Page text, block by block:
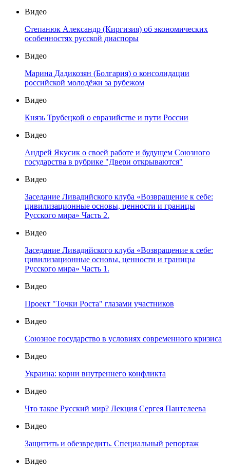
Видео
Степанюк Александр (Киргизия) об экономических
особенностях русской диаспоры
Видео
Марина Дадикозян (Болгария) о консолидации
российской молодёжи за рубежом
Видео
Князь Трубецкой о евразийстве и пути России
Видео
Андрей Якусик о своей работе и будущем Союзного
государства в рубрике "Двери открываются"
Видео
Заседание Ливадийского клуба «Возвращение к себе:
цивилизационные основы, ценности и границы
Русского мира» Часть 2.
Видео
Заседание Ливадийского клуба «Возвращение к себе:
цивилизационные основы, ценности и границы
Русского мира» Часть 1.
Видео
Проект "Точки Роста" глазами участников
Видео
Союзное государство в условиях современного кризиса
Видео
Украина: корни внутреннего конфликта
Видео
Что такое Русский мир? Лекция Сергея Пантелеева
Видео
Защитить и обезвредить. Специальный репортаж
Видео